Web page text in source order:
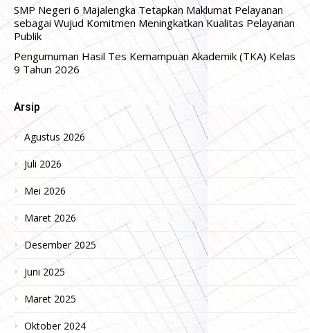
SMP Negeri 6 Majalengka Tetapkan Maklumat Pelayanan
sebagai Wujud Komitmen Meningkatkan Kualitas Pelayanan
Publik
Pengumuman Hasil Tes Kemampuan Akademik (TKA) Kelas
9 Tahun 2026
Arsip
Agustus 2026
Juli 2026
Mei 2026
Maret 2026
Desember 2025
Juni 2025
Maret 2025
Oktober 2024